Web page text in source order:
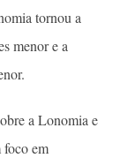
tornou a
menor e a
a Lonomia e
foco em